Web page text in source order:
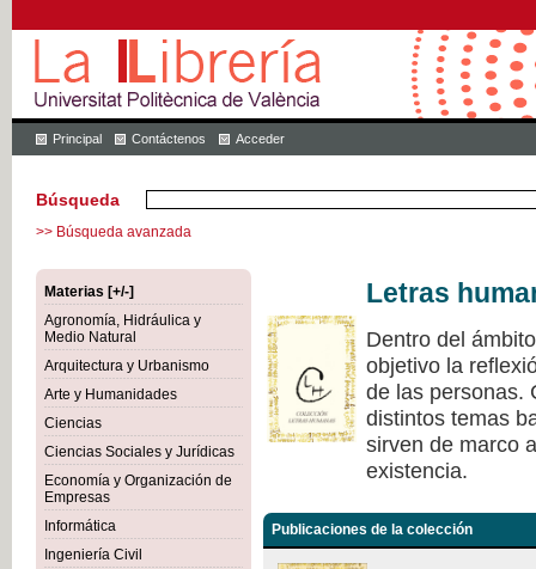
Principal Contáctenos Acceder
Búsqueda
>> Búsqueda avanzada
Materias [+/-]
Agronomía, Hidráulica y
Medio Natural
Arquitectura y Urbanismo
Arte y Humanidades
Ciencias
Ciencias Sociales y Jurídicas
Economía y Organización de
Empresas
Informática
Ingeniería Civil
Letras
Dentro del
objetivo la
de las personas.
distintos temas
sirven de marco
existencia.
Publicaciones de la colección